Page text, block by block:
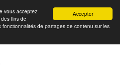
Accepter
vous acceptez
des fins de
de partages de contenu sur les